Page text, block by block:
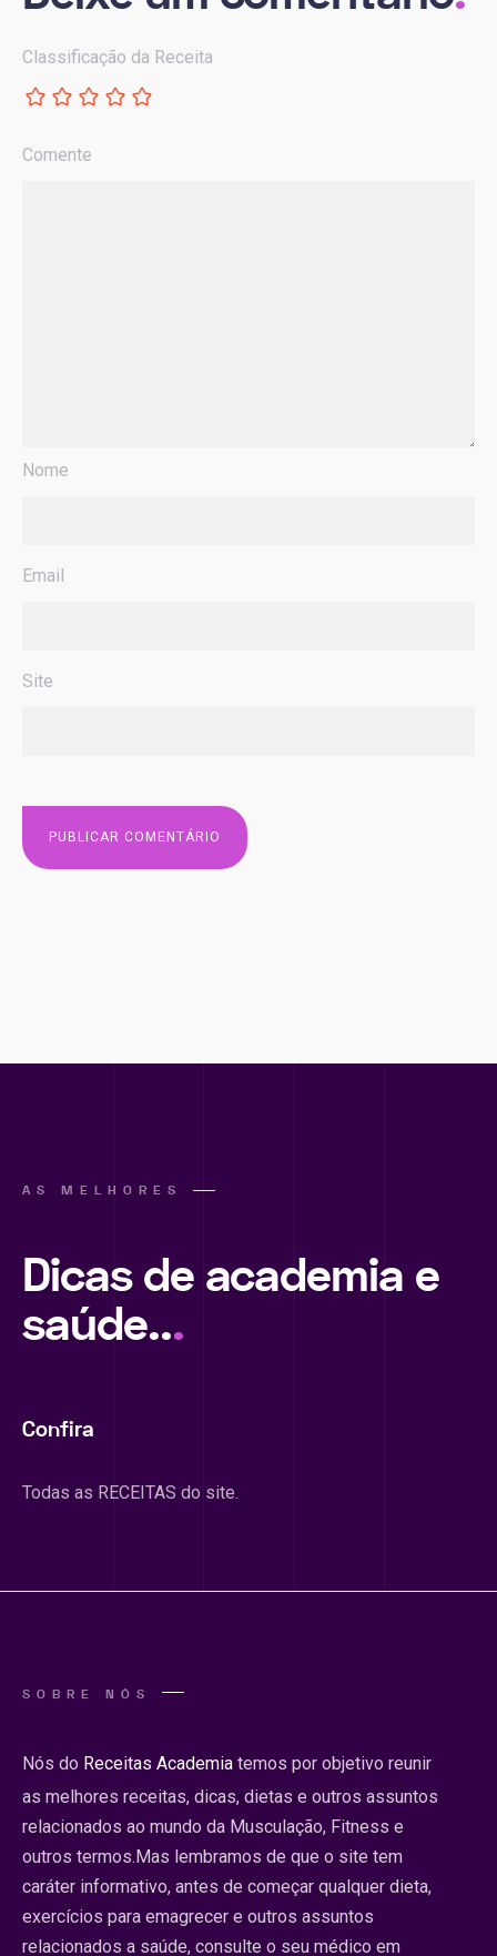
Classificação da Receita
Comente
Nome
Email
Site
AS MELHORES
Dicas de academia e
saúde...
Confira
Todas as RECEITAS do site.
SOBRE NÓS
Nós do Receitas Academia temos por objetivo reunir
as melhores receitas, dicas, dietas e outros assuntos
relacionados ao mundo da Musculação, Fitness e
outros termos.Mas lembramos de que o site tem
caráter informativo, antes de começar qualquer dieta,
exercícios para emagrecer e outros assuntos
relacionados a saúde, consulte o seu médico em